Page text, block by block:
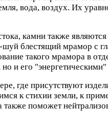
вода, воздух. Их
камни также
блестящий мрамор с
такого мрамора в
и его
где присутствуют
к стихии земли, к
поможет